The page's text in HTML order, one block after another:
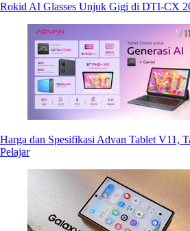
Rokid AI Glasses Unjuk Gigi di DTI-CX
Harga dan Spesifikasi Advan Tablet V11,
Pelajar